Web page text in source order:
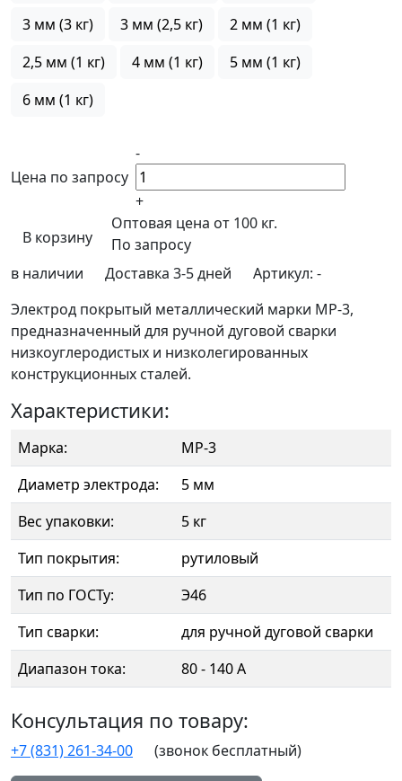
3 мм (3 кг)
3 мм (2,5 кг)
2 мм (1 кг)
2,5 мм (1 кг)
4 мм (1 кг)
5 мм (1 кг)
6 мм (1 кг)
Цена по запросу
-
+
В корзину
Оптовая цена от 100 кг.
По запросу
в наличии
Доставка 3-5 дней Артикул: -
Электрод покрытый металлический марки МР-3,
предназначенный для ручной дуговой сварки
низкоуглеродистых и низколегированных
конструкционных сталей.
Характеристики:
Марка:
МР-3
Диаметр электрода:
5 мм
Вес упаковки:
5 кг
Тип покрытия:
рутиловый
Тип по ГОСТу:
Э46
Тип сварки:
для ручной дуговой сварки
Диапазон тока:
80 - 140 А
Консультация по товару:
+7 (831) 261-34-00 (звонок бесплатный)